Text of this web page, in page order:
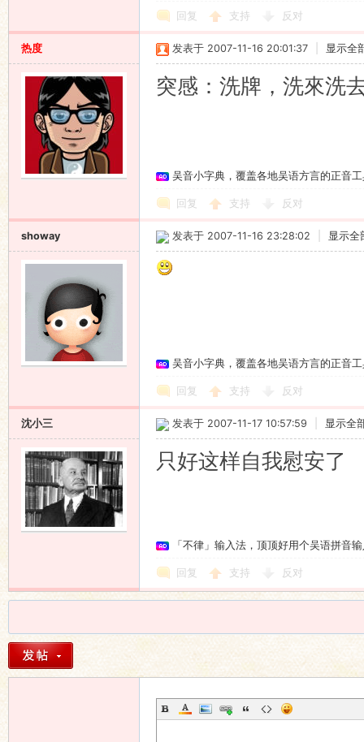
回复 支持 反对
热度 发表于 2007-11-16 20:01:37 显示全
突感：洗牌，洗來洗
吴音小字典，覆盖各地吴语方言的正音
回复 支持 反对
showay 发表于 2007-11-16 23:28:02 显示全
吴音小字典，覆盖各地吴语方言的正音
回复 支持 反对
沈小三 发表于 2007-11-17 10:57:59 显示全
只好这样自我慰安了
「不律」输入法，顶顶好用个吴语拼音
回复 支持 反对